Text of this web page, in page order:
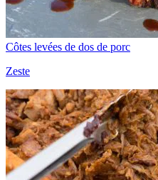
Côtes levées de dos de porc
Zeste